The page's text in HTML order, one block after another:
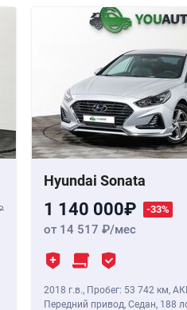
Hyundai Sonata
1 140 000 -33%
от 14 517 /мес
2018 г.в., Пробег: 53 742 км,
Передний привод, Седан, 188